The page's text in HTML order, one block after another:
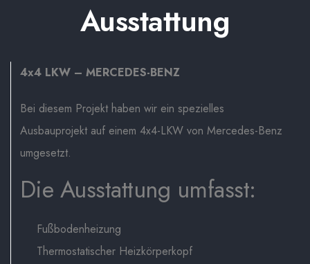
Ausstattung
4x4 LKW – MERCEDES-BENZ
Bei diesem Projekt haben wir ein spezielles
Ausbauprojekt auf einem 4x4-LKW von Mercedes-Benz
umgesetzt.
Die Ausstattung umfasst:
Fußbodenheizung
Thermostatischer Heizkörperkopf